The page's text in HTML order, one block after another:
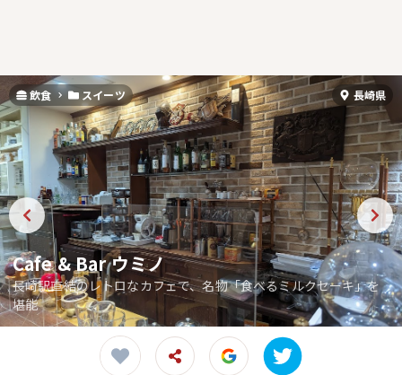
飲食 スイーツ 長崎県
Cafe & Bar ウミノ
長崎駅直結のレトロなカフェで、名物「食べるミルクセーキ」を
堪能